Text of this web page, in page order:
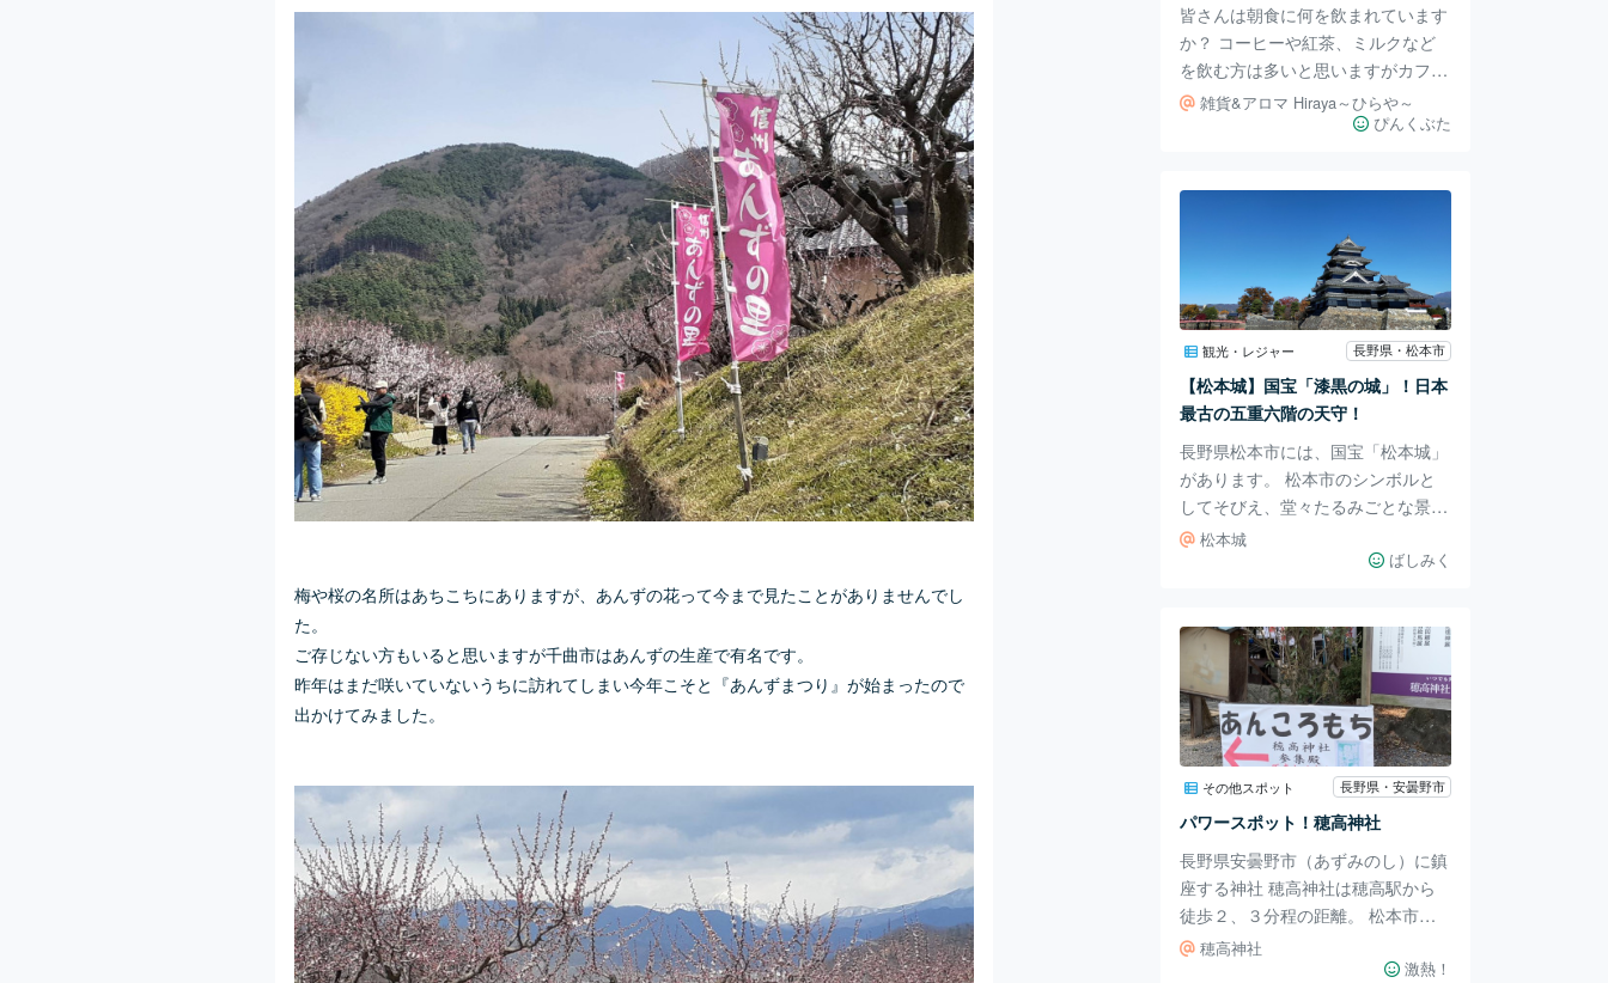
梅や桜の名所はあちこちにありますが、あんずの花って今まで見たことがありませんでし
た。
ご存じない方もいると思いますが千曲市はあんずの生産で有名です。
昨年はまだ咲いていないうちに訪れてしまい今年こそと『あんずまつり』が始まったので
出かけてみました。
皆さんは朝食に何を飲まれています
か？ コーヒーや紅茶、ミルクなど
を飲む方は多いと思いますがカフェ
インがダメなのよ〜という方もいる
かもしれません。 ノンカフェイン
のKALDIで手頃な価格のハーブティ
ーを購入していたのですが、改装中
とのことだったのであちこち探して
ここを発見。 身体は食べる物でで
きていますがそれだったら健康維持
に良いものを・・ということでお店
を訪ねてみました。 店内は自然の
風合いがとてもお
雑貨&アロマ Hiraya～ひらや～
ぴんくぶた
観光・レジャー 長野県・松本市
【松本城】国宝「漆黒の城」！日本
最古の五重六階の天守！
長野県松本市には、国宝「松本城」
があります。 松本市のシンボルと
してそびえ、堂々たるみごとな景観
です。 歴史好きだけでなく、多く
の観光客が訪れる人気の名所です。
も大変貴重な上に、松本城は五重六
階の天守を持つ最古の城として知ら
れています。 五層の天守を持つ城
は、ほかに「姫路城」しかないとい
うことはご存知でしたか？ 国宝に
指定されている松本城は「漆黒の
城」としても知られています。 ス
タイリッシュでかっこいいですね！
景観を楽しみ、内
松本城
ばしみく
その他スポット 長野県・安曇野市
パワースポット！穂高神社
長野県安曇野市（あずみのし）に鎮
座する神社 穂高神社は穂高駅から
徒歩２、３分程の距離。 松本市安
曇の上高地に奥宮、奥穂高岳山頂に
嶺宮があることから 「日本アルプ
穂高神社
激熱！